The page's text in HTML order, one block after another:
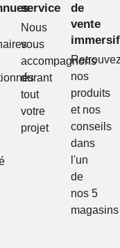
service
Nous
vous
accompagnons
durant
tout
votre
projet
de
vente
nos
produits
et nos
conseils
dans
l'un
de
nos 5
magasins